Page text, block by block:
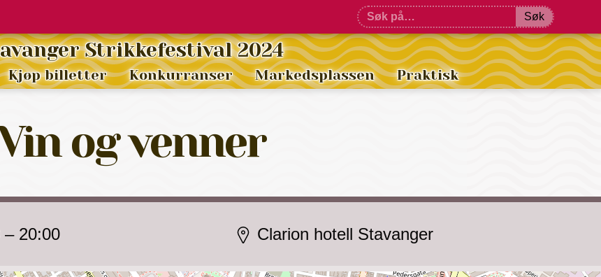
Søk
Strikkefestival 2024
Kjøp billetter Konkurranser Markedsplassen Praktisk
og venner
– 20:00 Clarion hotell Stavanger